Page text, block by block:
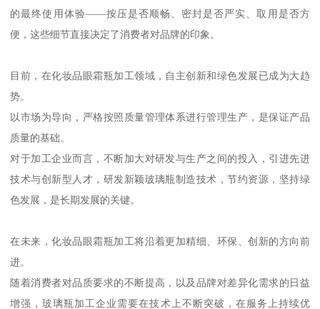
的最终使用体验——按压是否顺畅、密封是否严实、取用是否方
便，这些细节直接决定了消费者对品牌的印象。
目前，在化妆品眼霜瓶加工领域，自主创新和绿色发展已成为大趋
势。
以市场为导向，严格按照质量管理体系进行管理生产，是保证产品
质量的基础。
对于加工企业而言，不断加大对研发与生产之间的投入，引进先进
技术与创新型人才，研发新颖玻璃瓶制造技术，节约资源，坚持绿
色发展，是长期发展的关键。
在未来，化妆品眼霜瓶加工将沿着更加精细、环保、创新的方向前
进。
随着消费者对品质要求的不断提高，以及品牌对差异化需求的日益
增强，玻璃瓶加工企业需要在技术上不断突破，在服务上持续优